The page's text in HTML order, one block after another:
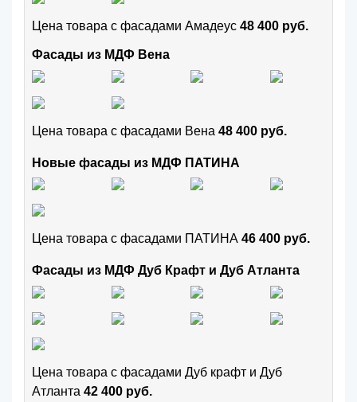
Цена товара с фасадами Амадеус 48 400 руб.
Фасады из МДФ Вена
Цена товара с фасадами Вена 48 400 руб.
Новые фасады из МДФ ПАТИНА
Цена товара с фасадами ПАТИНА 46 400 руб.
Фасады из МДФ Дуб Крафт и Дуб Атланта
Цена товара с фасадами Дуб крафт и Дуб
Атланта 42 400 руб.